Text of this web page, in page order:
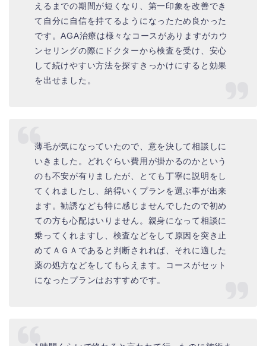
えるまでの期間が短くなり、第一印象を改善でき
て自分に自信を持てるようになったため良かった
です。AGA治療は様々なコースがありますがカウ
ンセリングの際にドクターから検査を受け、安心
して続けやすい方法を探すきっかけにすると効果
を出せました。
薄毛が気になっていたので、意を決して相談しに
いきました。どれぐらい費用が掛かるのかという
のも不安が有りましたが、とても丁寧に説明をし
てくれましたし、納得いくプランを選ぶ事が出来
ます。勧誘なども特に感じませんでしたので初め
ての方も心配はいりません。親身になって相談に
乗ってくれますし、検査などをして原因を突き止
めてＡＧＡであると判断されれば、それに適した
薬の処方などをしてもらえます。コースがセット
になったプランはおすすめです。